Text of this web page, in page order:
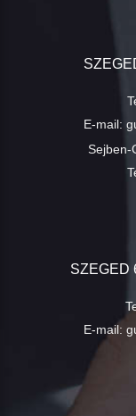
E-mail:
Sejben-
SZEGED
E-mail: